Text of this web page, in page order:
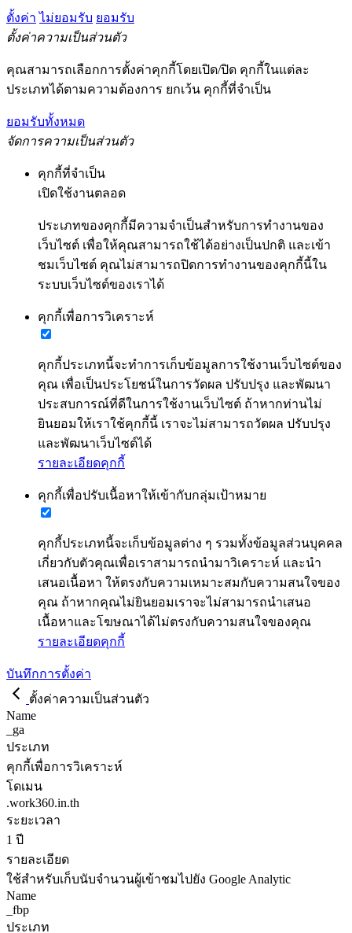
ตั้งค่า ไม่ยอมรับ ยอมรับ
ตั้งค่าความเป็นส่วนตัว
คุณสามารถเลือกการตั้งค่าคุกกี้โดยเปิด/ปิด คุกกี้ในแต่ละ
ประเภทได้ตามความต้องการ ยกเว้น คุกกี้ที่จำเป็น
ยอมรับทั้งหมด
จัดการความเป็นส่วนตัว
คุกกี้ที่จำเป็น
เปิดใช้งานตลอด
ประเภทของคุกกี้มีความจำเป็นสำหรับการทำงานของ
เว็บไซต์ เพื่อให้คุณสามารถใช้ได้อย่างเป็นปกติ และเข้า
ชมเว็บไซต์ คุณไม่สามารถปิดการทำงานของคุกกี้นี้ใน
ระบบเว็บไซต์ของเราได้
คุกกี้เพื่อการวิเคราะห์
คุกกี้ประเภทนี้จะทำการเก็บข้อมูลการใช้งานเว็บไซต์ของ
คุณ เพื่อเป็นประโยชน์ในการวัดผล ปรับปรุง และพัฒนา
ประสบการณ์ที่ดีในการใช้งานเว็บไซต์ ถ้าหากท่านไม่
ยินยอมให้เราใช้คุกกี้นี้ เราจะไม่สามารถวัดผล ปรับปรุง
และพัฒนาเว็บไซต์ได้
รายละเอียดคุกกี้
คุกกี้เพื่อปรับเนื้อหาให้เข้ากับกลุ่มเป้าหมาย
คุกกี้ประเภทนี้จะเก็บข้อมูลต่าง ๆ รวมทั้งข้อมูลส่วนบุคคล
เกี่ยวกับตัวคุณเพื่อเราสามารถนำมาวิเคราะห์ และนำ
เสนอเนื้อหา ให้ตรงกับความเหมาะสมกับความสนใจของ
คุณ ถ้าหากคุณไม่ยินยอมเราจะไม่สามารถนำเสนอ
เนื้อหาและโฆษณาได้ไม่ตรงกับความสนใจของคุณ
รายละเอียดคุกกี้
บันทึกการตั้งค่า
ตั้งค่าความเป็นส่วนตัว
Name
_ga
ประเภท
คุกกี้เพื่อการวิเคราะห์
โดเมน
.work360.in.th
ระยะเวลา
1 ปี
รายละเอียด
ใช้สำหรับเก็บนับจำนวนผู้เข้าชมไปยัง Google Analytic
Name
_fbp
ประเภท